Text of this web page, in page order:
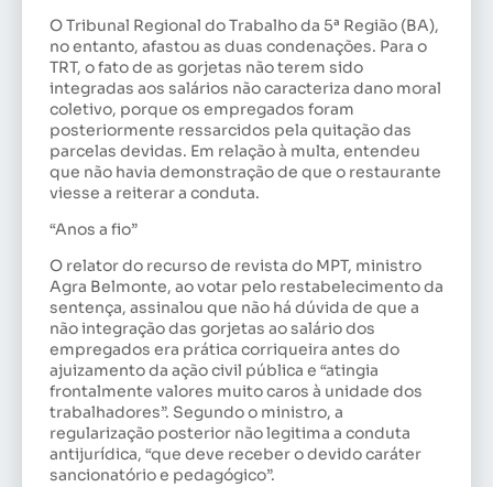
O Tribunal Regional do Trabalho da 5ª Região (BA),
no entanto, afastou as duas condenações. Para o
TRT, o fato de as gorjetas não terem sido
integradas aos salários não caracteriza dano moral
coletivo, porque os empregados foram
posteriormente ressarcidos pela quitação das
parcelas devidas. Em relação à multa, entendeu
que não havia demonstração de que o restaurante
viesse a reiterar a conduta.
“Anos a fio”
O relator do recurso de revista do MPT, ministro
Agra Belmonte, ao votar pelo restabelecimento da
sentença, assinalou que não há dúvida de que a
não integração das gorjetas ao salário dos
empregados era prática corriqueira antes do
ajuizamento da ação civil pública e “atingia
frontalmente valores muito caros à unidade dos
trabalhadores”. Segundo o ministro, a
regularização posterior não legitima a conduta
antijurídica, “que deve receber o devido caráter
sancionatório e pedagógico”.